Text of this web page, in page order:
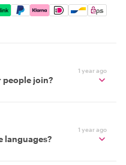
Apple Pay, Google
1 year ago
people join?
1 year ago
languages?